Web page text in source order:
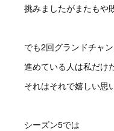
挑みましたがまたもや
でも2回グランドチャ
進めている人は私だけ
それはそれで嬉しい思
シーズン5では